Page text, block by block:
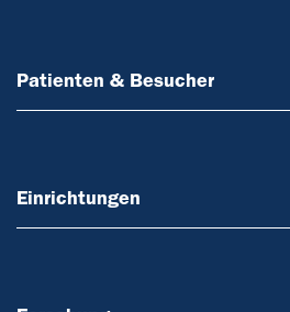
Patienten & Besucher
Einrichtungen